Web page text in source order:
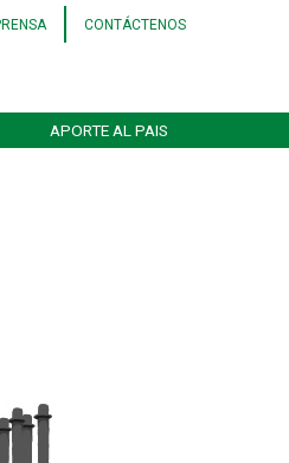
CONTÁCTENOS
APORTE AL PAIS